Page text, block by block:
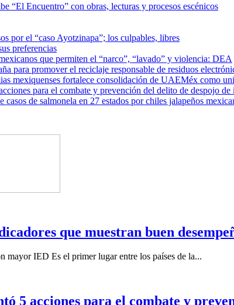
“El Encuentro” con obras, lecturas y procesos escénicos
por el “caso Ayotzinapa”; los culpables, libres
preferencias
que permiten el “narco”, “lavado” y violencia: DEA
para promover el reciclaje responsable de residuos
mexiquenses fortalece consolidación de UAEMéx como
para el combate y prevención del delito de despojo
casos de salmonela en 27 estados por chiles jalapeños
que muestran buen
mayor IED Es el primer lugar entre los países de la...
5 acciones para el combate y